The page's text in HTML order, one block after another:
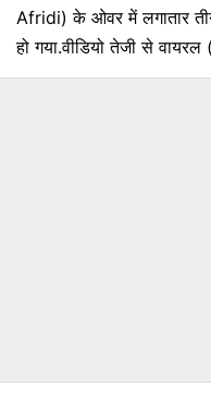
Afridi) के ओवर में लगातार
हो गया.वीडियो तेजी से